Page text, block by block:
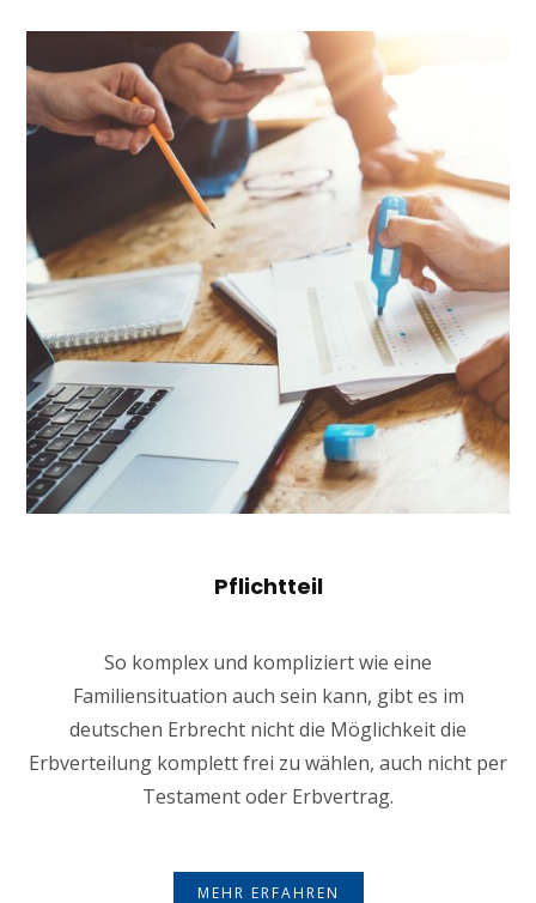
Pflichtteil
So komplex und kompliziert wie eine
Familiensituation auch sein kann, gibt es im
deutschen Erbrecht nicht die Möglichkeit die
Erbverteilung komplett frei zu wählen, auch nicht per
Testament oder Erbvertrag.
MEHR ERFAHREN